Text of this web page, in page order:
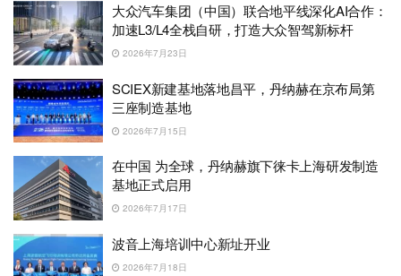
大众汽车集团（中国）联合地平线深化AI合作：
加速L3/L4全栈自研，打造大众智驾新标杆
2026年7月23日
SCIEX新建基地落地昌平，丹纳赫在京布局第
三座制造基地
2026年7月15日
在中国 为全球，丹纳赫旗下徕卡上海研发制造
基地正式启用
2026年7月17日
波音上海培训中心新址开业
2026年7月18日